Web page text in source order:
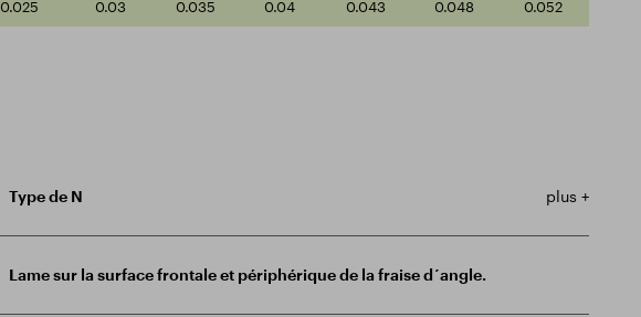
0.025 0.03 0.035 0.04 0.043 0.048 0.052
Type de N plus +
Lame sur la surface frontale et périphérique de la fraise d´angle.